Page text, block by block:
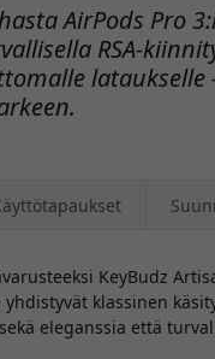
AirPods Pro
RSA-
lataukselle
KeyBudz
klassinen
eleganssia että